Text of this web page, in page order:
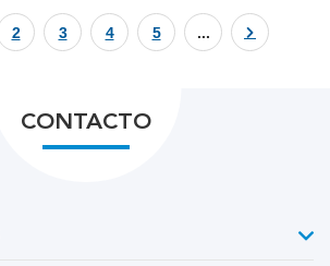
2 3 4 5 ...
CONTACTO